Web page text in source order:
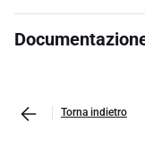
Torna indietro